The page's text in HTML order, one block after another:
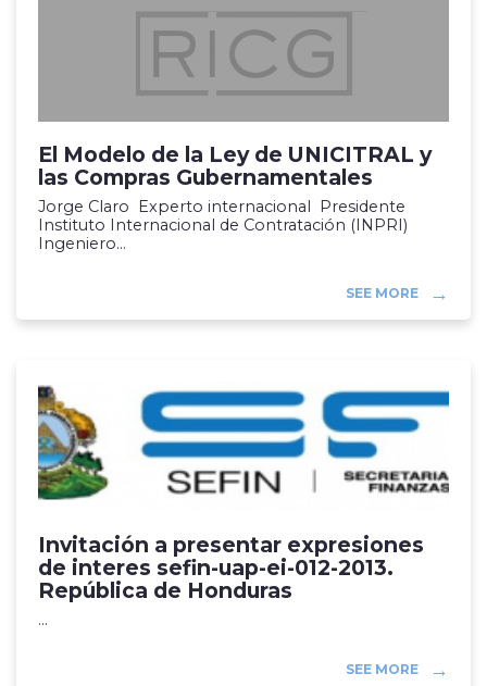
El Modelo de la Ley de UNICITRAL y
las Compras Gubernamentales
Jorge Claro Experto internacional Presidente
Instituto Internacional de Contratación (INPRI)
Ingeniero...
SEE MORE
Invitación a presentar expresiones
de interes sefin-uap-ei-012-2013.
República de Honduras
...
SEE MORE